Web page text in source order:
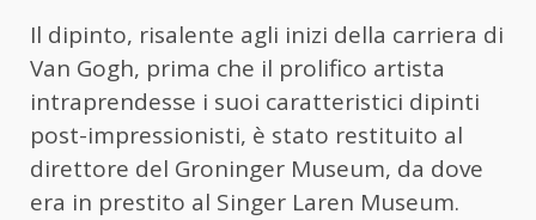
Il dipinto, risalente agli inizi della carriera di
Van Gogh, prima che il prolifico artista
intraprendesse i suoi caratteristici dipinti
post-impressionisti, è stato restituito al
direttore del Groninger Museum, da dove
era in prestito al Singer Laren Museum.